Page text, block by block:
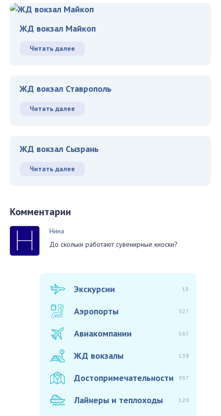
ЖД вокзал Майкоп
Читать далее
ЖД вокзал Ставрополь
Читать далее
ЖД вокзал Сызрань
Читать далее
Комментарии
Нина
До скольки работают сувенирные киоски?
Экскурсии 15
Аэропорты 327
Авиакомпании 167
ЖД вокзалы 138
Достопримечательности 937
Лайнеры и теплоходы 120